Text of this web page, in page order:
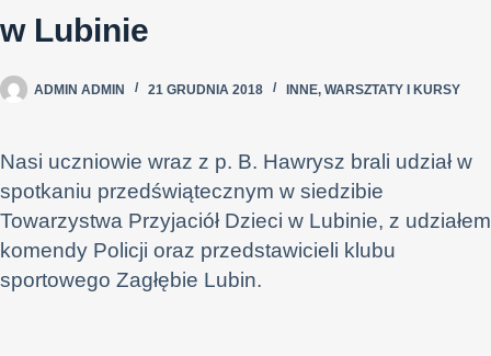
w Lubinie
ADMIN ADMIN 21 GRUDNIA 2018 INNE, WARSZTATY I KURSY
Nasi uczniowie wraz z p. B. Hawrysz brali udział w
spotkaniu przedświątecznym w siedzibie
Towarzystwa Przyjaciół Dzieci w Lubinie, z udziałem
komendy Policji oraz przedstawicieli klubu
sportowego Zagłębie Lubin.